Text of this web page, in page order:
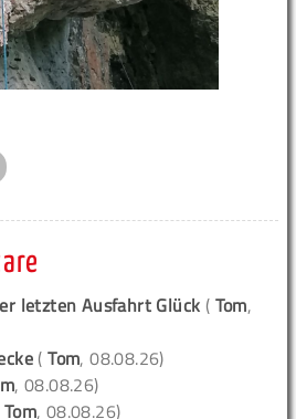
letzten Ausfahrt Glück ( Tom,
(Tom, 08.08.26)
, 08.08.26)
Tom, 08.08.26)